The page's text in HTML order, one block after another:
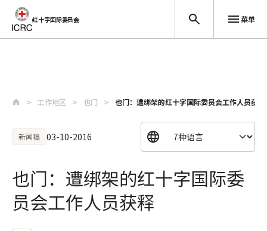
红十字国际委员会 菜单
工作地区 也门 也门：遭绑架的红十字国际委员会工作人员获释
新闻稿 03-10-2016
也门：遭绑架的红十字国际委
员会工作人员获释